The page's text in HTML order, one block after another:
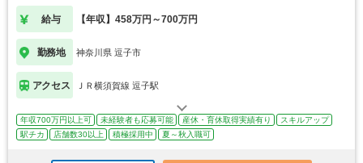
給与 【年収】458万円～700万円
勤務地 神奈川県 逗子市
アクセス ＪＲ横須賀線 逗子駅
年収700万円以上可 未経験者も応募可能 産休・育休取得実績有り
スキルアップ
駅チカ
店舗数30以上 積極採用中 夏～秋入職可